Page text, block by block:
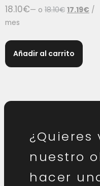
18.10€— o 18.10€ 17.19€ /
mes
Añadir al carrito
¿Quieres
nuestro
hacer